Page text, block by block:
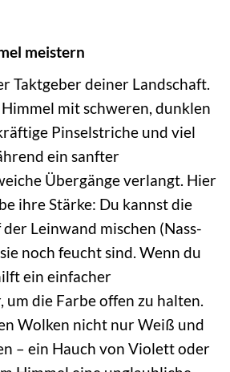
meistern
Taktgeber deiner Landschaft.
mit schweren, dunklen
Pinselstriche und viel
ein sanfter
Übergänge verlangt. Hier
ihre Stärke: Du kannst die
Leinwand mischen (Nass-
noch feucht sind. Wenn du
ein einfacher
um die Farbe offen zu halten.
Wolken nicht nur Weiß und
– ein Hauch von Violett oder